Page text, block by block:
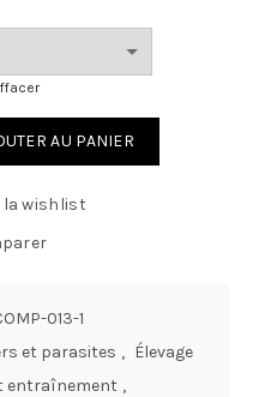
AU PANIER
la wishlist
013-1
et parasites , Élevage
entraînement ,